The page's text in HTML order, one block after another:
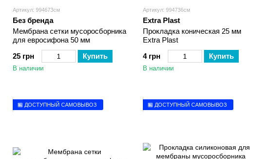
Артикул: 994673см
Без бренда
Мембрана сетки мусоросборника
для евросифона 50 мм
25 грн
Купить
В наличии
Артикул: 994736см
Extra Plast
Прокладка коническая 25 мм
Extra Plast
4 грн
Купить
В наличии
🏪 ДОСТУПНЫЙ САМОВЫВОЗ 🏪 ДОСТУПНЫЙ САМОВЫВОЗ